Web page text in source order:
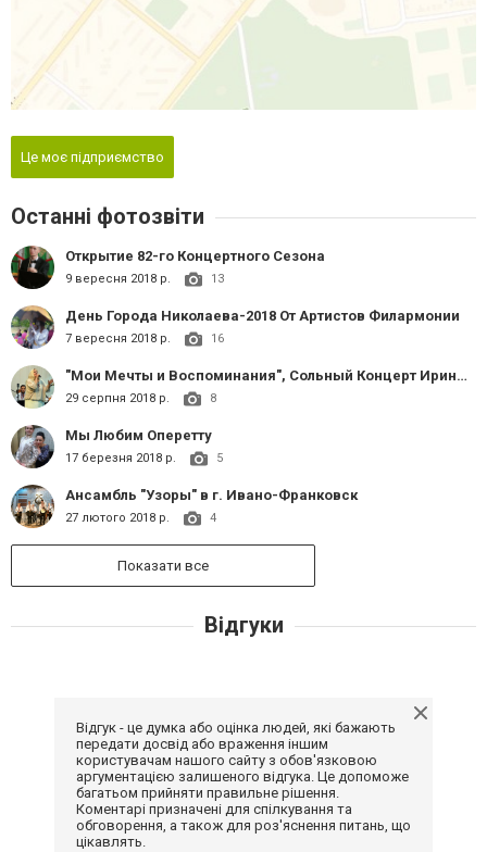
Це моє підприємство
Останні фотозвіти
Открытие 82-го Концертного Сезона
9 вересня 2018 р. 13
День Города Николаева-2018 От Артистов Филармонии
7 вересня 2018 р. 16
"Мои Мечты и Воспоминания", Сольный Концерт Ирины Лозовой
29 серпня 2018 р. 8
Мы Любим Оперетту
17 березня 2018 р. 5
Ансамбль "Узоры" в г. Ивано-Франковск
27 лютого 2018 р. 4
Показати все
Відгуки
Відгук - це думка або оцінка людей, які бажають
передати досвід або враження іншим
користувачам нашого сайту з обов'язковою
аргументацією залишеного відгука. Це допоможе
багатьом прийняти правильне рішення.
Коментарі призначені для спілкування та
обговорення, а також для роз'яснення питань, що
цікавлять.